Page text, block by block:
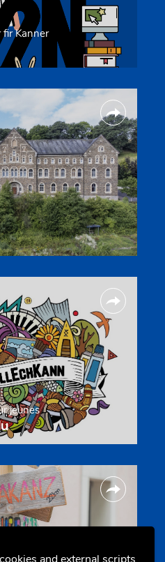
fir Kanner
jeunes